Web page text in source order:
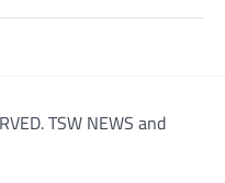
TSW NEWS and